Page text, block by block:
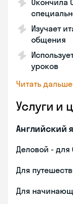
Окончила
Изучает
общения
уроков
Читать дальше
Услуги и
Английский
Деловой - для
Для
Для